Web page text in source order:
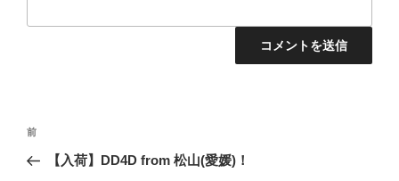
投
ナ
前
の
前
【入荷】DD4D from 松山(愛媛)！